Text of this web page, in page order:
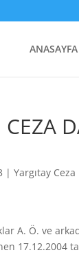
ANASAYFA
CEZA
|Yargıtay Ceza
A. Ö. ve
17.12.2004